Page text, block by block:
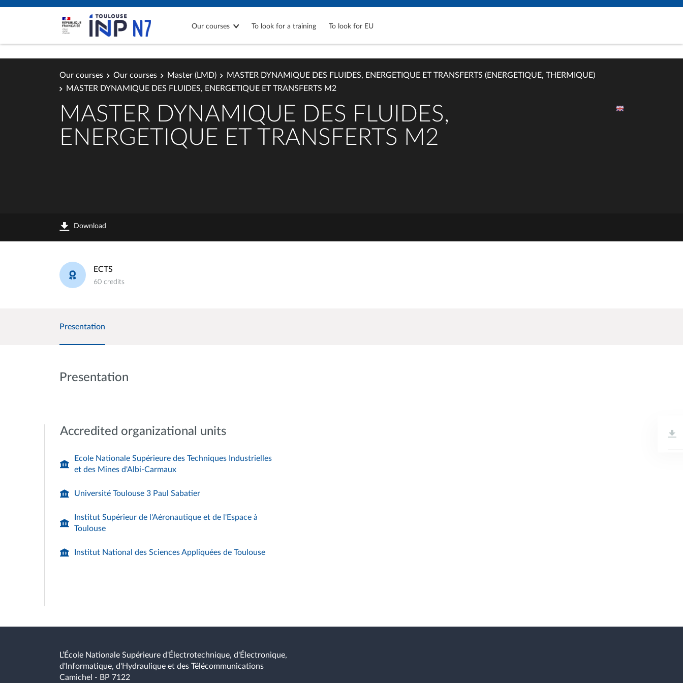
Our courses To look for a training To look for EU
Our courses Our courses Master (LMD)
MASTER DYNAMIQUE DES FLUIDES, ENERGETIQUE ET TRANSFERTS (ENERGETIQUE, THERMIQUE)
MASTER DYNAMIQUE DES FLUIDES, ENERGETIQUE ET TRANSFERTS M2
MASTER DYNAMIQUE DES FLUIDES,
ENERGETIQUE ET TRANSFERTS M2
Download
ECTS
60 credits
Presentation
Presentation
Accredited organizational units
Ecole Nationale Supérieure des Techniques Industrielles
et des Mines d'Albi-Carmaux
Université Toulouse 3 Paul Sabatier
Institut Supérieur de l'Aéronautique et de l'Espace à
Toulouse
Institut National des Sciences Appliquées de Toulouse
L’École Nationale Supérieure d'Électrotechnique, d'Électronique,
d'Informatique, d'Hydraulique et des Télécommunications
Camichel - BP 7122